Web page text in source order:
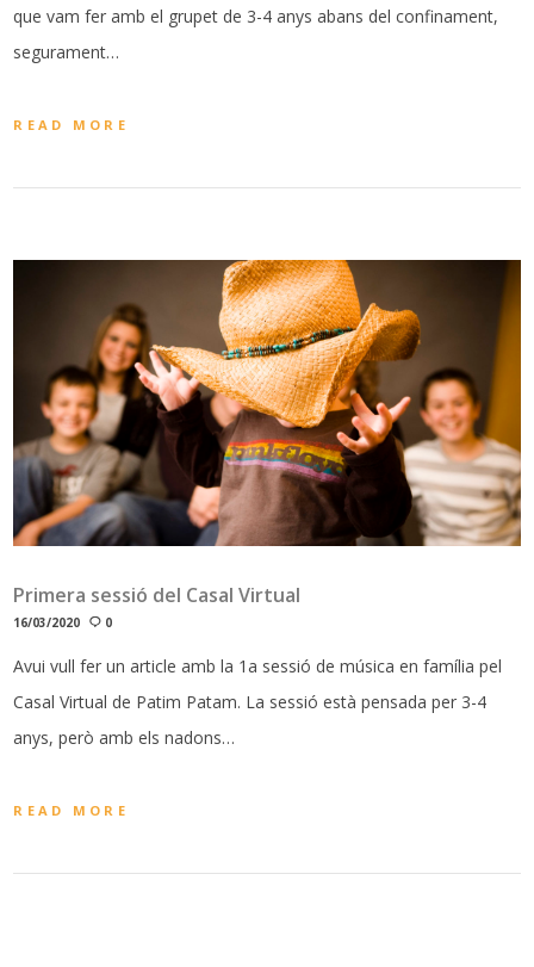
que vam fer amb el grupet de 3-4 anys abans del confinament,
segurament…
READ MORE
Primera sessió del Casal Virtual
16/03/2020 0
Avui vull fer un article amb la 1a sessió de música en família pel
Casal Virtual de Patim Patam. La sessió està pensada per 3-4
anys, però amb els nadons…
READ MORE